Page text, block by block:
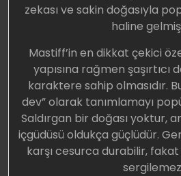
zekası ve sakin doğasıyla
haline
Mastiff’in en dikkat çekici
yapısına rağmen
karaktere sahip olmasıdır.
dev” olarak tanımlamayı
Saldırgan bir doğası yoktur,
içgüdüsü oldukça güçlüdür.
karşı cesurca durabilir,